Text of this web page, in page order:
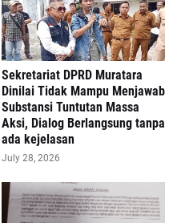
Sekretariat DPRD Muratara
Dinilai Tidak Mampu Menjawab
Substansi Tuntutan Massa
Aksi, Dialog Berlangsung tanpa
ada kejelasan
July 28, 2026